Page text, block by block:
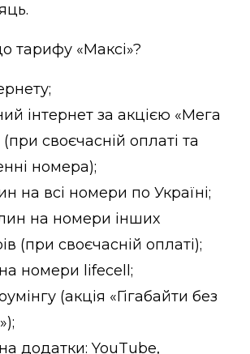
тарифу «Максі»?
інтернет за акцією «Мега
(при своєчасній оплаті та
номера);
на всі номери по Україні;
на номери інших
(при своєчасній оплаті);
на номери lifecell;
(акція «Гігабайти без
додатки: YouTube,